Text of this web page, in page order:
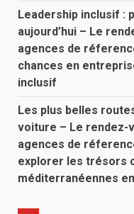
Leadership inclusif :
aujourd’hui – Le
agences de
chances en
inclusif
Les plus belles
voiture – Le rendez-
agences de
explorer les trésors
méditerranéennes